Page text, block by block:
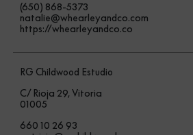
(650) 868-5373
natalie@whearleyandco.com
https://whearleyandco.co
RG Childwood Estudio
C/ Rioja 29, Vitoria
01005
660 10 26 93